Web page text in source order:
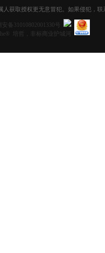
获取授权更无意冒犯。如果侵犯，联
备31010802001330号
培哲，非标商业护城河